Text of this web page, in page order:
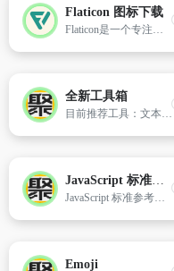
Flaticon 图标下载
Flaticon是一个专注为设计师及开发者们提供的矢量图标素材资源下载网站。
全新工具箱
目前推荐工具：文本空行移除工具、Git 命令速查表、汉字转拼音、摩尔斯电码、SVG 波浪图生成器、IP 地址查询、随机密码生成器、MD5 加密...
JavaScript 标准参考教程
JavaScript 标准参考教程（alpha） -- JavaScript 标准参考教程（alpha）
Emoji